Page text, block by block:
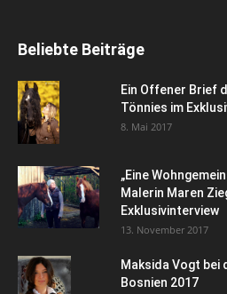
Beliebte Beiträge
Ein Offener Brief
Tönnies im
8. Mai 2017
„Eine
Malerin Maren
Exklusivinterview
13. November 2017
Maksida Vogt bei
Bosnien 2017